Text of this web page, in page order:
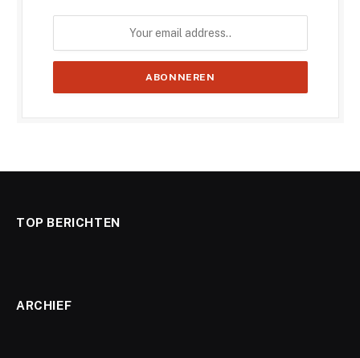
TOP BERICHTEN
ARCHIEF